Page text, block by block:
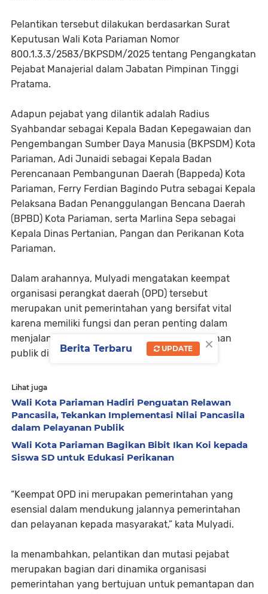
Pelantikan tersebut dilakukan berdasarkan Surat
Keputusan Wali Kota Pariaman Nomor
800.1.3.3/2583/BKPSDM/2025 tentang Pengangkatan
Pejabat Manajerial dalam Jabatan Pimpinan Tinggi
Pratama.
Adapun pejabat yang dilantik adalah Radius
Syahbandar sebagai Kepala Badan Kepegawaian dan
Pengembangan Sumber Daya Manusia (BKPSDM) Kota
Pariaman, Adi Junaidi sebagai Kepala Badan
Perencanaan Pembangunan Daerah (Bappeda) Kota
Pariaman, Ferry Ferdian Bagindo Putra sebagai Kepala
Pelaksana Badan Penanggulangan Bencana Daerah
(BPBD) Kota Pariaman, serta Marlina Sepa sebagai
Kepala Dinas Pertanian, Pangan dan Perikanan Kota
Pariaman.
Dalam arahannya, Mulyadi mengatakan keempat
organisasi perangkat daerah (OPD) tersebut
merupakan unit pemerintahan yang bersifat vital
karena memiliki fungsi dan peran penting dalam
menjalankan roda pemerintahan serta pelayanan
publik di Kota Pariaman.
Lihat juga
Wali Kota Pariaman Hadiri Penguatan Relawan
Pancasila, Tekankan Implementasi Nilai Pancasila
dalam Pelayanan Publik
Wali Kota Pariaman Bagikan Bibit Ikan Koi kepada
Siswa SD untuk Edukasi Perikanan
“Keempat OPD ini merupakan pemerintahan yang
esensial dalam mendukung jalannya pemerintahan
dan pelayanan kepada masyarakat,” kata Mulyadi.
Ia menambahkan, pelantikan dan mutasi pejabat
merupakan bagian dari dinamika organisasi
pemerintahan yang bertujuan untuk pemantapan dan
×
Berita Terbaru UPDATE